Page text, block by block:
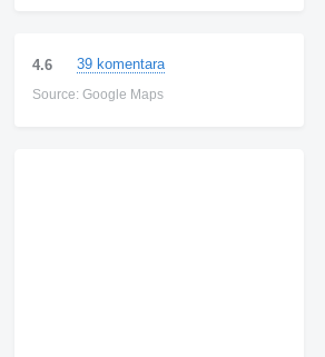
4.6 39 komentara
Source: Google Maps